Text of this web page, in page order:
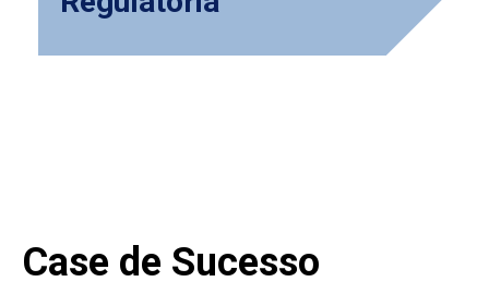
Case de Sucesso